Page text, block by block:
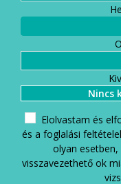
Nincs
Elolvastam és
és a foglalási
olyan
visszavezethető ok